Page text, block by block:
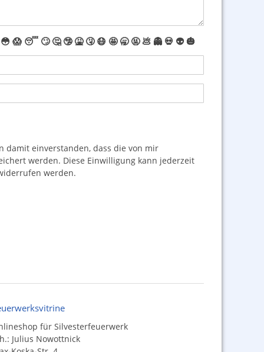
😳 😱 😴 🙄 🤔 🤥 🤮 🤧 😷 🤩 🥱 🤬 💩 👻 💀 👽 🎃
einverstanden, dass die von mir
werden. Diese Einwilligung kann jederzeit
werden.
für Silvesterfeuerwerk
Julius Nowottnick